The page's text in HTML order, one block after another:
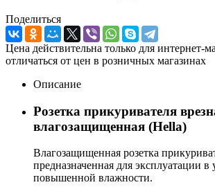
Поделиться
Цена действительна только для интернет-
отличаться от цен в розничных магазинах
Описание
Розетка прикуривателя
влагозащищенная (Hella)
Влагозащищенная розетка
предназначенная для эксплуатации в
повышенной влажности.